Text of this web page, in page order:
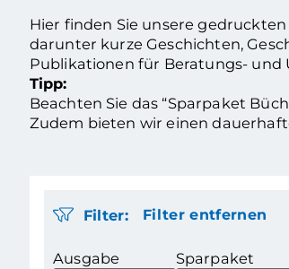
Hier finden Sie unsere
darunter kurze Geschichten,
Publikationen für Beratungs-
Tipp:
Beachten Sie das “Sparpaket
Zudem bieten wir einen
Filter: Filter entfernen
Ausgabe Sparpaket